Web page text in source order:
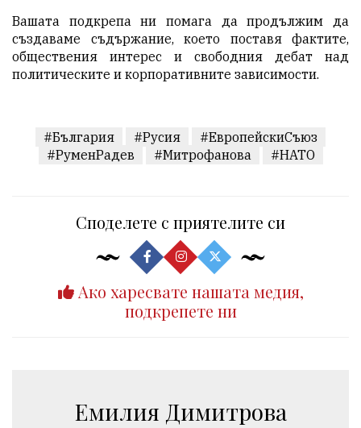
Вашата подкрепа ни помага да продължим да
създаваме съдържание, което поставя фактите,
обществения интерес и свободния дебат над
политическите и корпоративните зависимости.
#България #Русия
#ЕвропейскиСъюз
#РуменРадев
#Митрофанова #НАТО
Споделете с приятелите си
Ако харесвате нашата медия,
подкрепете ни
Емилия Димитрова